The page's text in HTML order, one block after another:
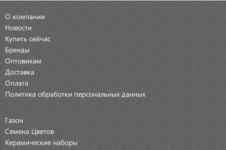
О компании
Новости
Купить сейчас
Бренды
Оптовикам
Доставка
Оплата
Политика обработки персональных данных
Газон
Семена Цветов
Керамические наборы